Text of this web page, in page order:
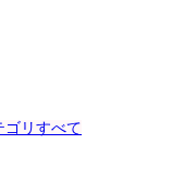
ゴリすべて